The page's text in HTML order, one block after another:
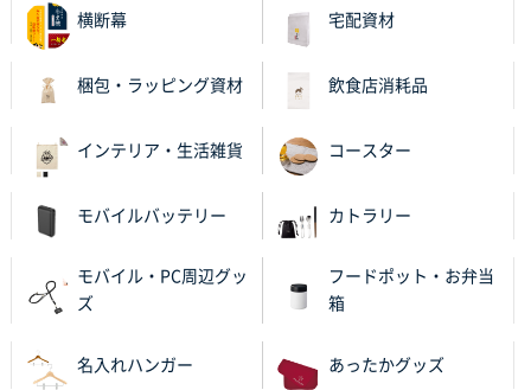
大分県Y社様
不織布スクエアトート(A4サイズ)
バリエーション
岡山県K社様
ワンポイントポリ袋 A4サイズ
2025年10月28日 09:06
東京都N社様
ワンポイントポリ袋 A4サイズ
サイト構成が解りやすかったから
横断幕 宅配資材
梱包・ラッピング資材 飲食店消耗品
インテリア・生活雑貨 コースター
モバイルバッテリー カトラリー
モバイル・PC周辺グッ
ズ
フードポット・お弁当
箱
名入れハンガー あったかグッズ